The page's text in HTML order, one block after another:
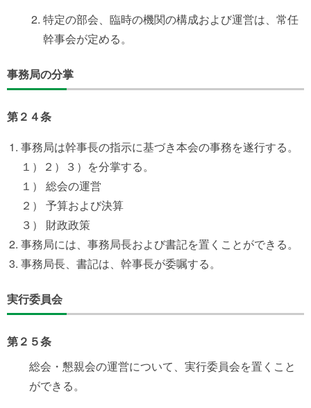
特定の部会、臨時の機関の構成および運営は、常任
幹事会が定める。
事務局の分掌
第２４条
事務局は幹事長の指示に基づき本会の事務を遂行する。
１）２）３）を分掌する。
１） 総会の運営
２） 予算および決算
３） 財政政策
事務局には、事務局長および書記を置くことができる。
事務局長、書記は、幹事長が委嘱する。
実行委員会
第２５条
総会・懇親会の運営について、実行委員会を置くこと
ができる。